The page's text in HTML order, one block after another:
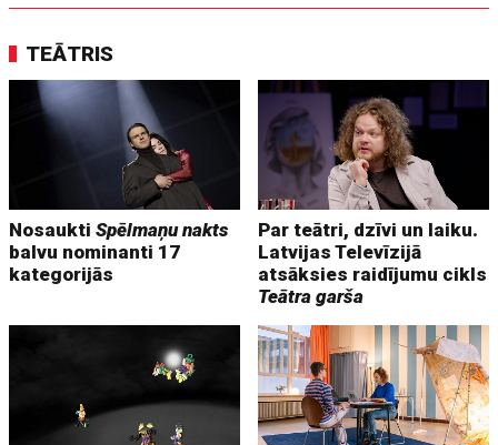
TEĀTRIS
NosauktiSpēlmaņu nakts
balvu nominanti 17
kategorijās
Par teātri, dzīvi un laiku.
Latvijas Televīzijā
atsāksies raidījumu cikls
Teātra garša